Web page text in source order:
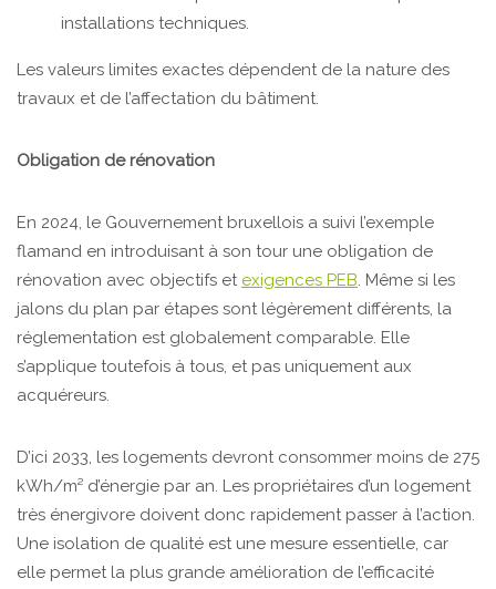
installations techniques.
Les valeurs limites exactes dépendent de la nature des
travaux et de l’affectation du bâtiment.
Obligation de rénovation
En 2024, le Gouvernement bruxellois a suivi l’exemple
flamand en introduisant à son tour une obligation de
rénovation avec objectifs et exigences PEB. Même si les
jalons du plan par étapes sont légèrement différents, la
réglementation est globalement comparable. Elle
s’applique toutefois à tous, et pas uniquement aux
acquéreurs.
D’ici 2033, les logements devront consommer moins de 275
kWh/m² d’énergie par an. Les propriétaires d’un logement
très énergivore doivent donc rapidement passer à l’action.
Une isolation de qualité est une mesure essentielle, car
elle permet la plus grande amélioration de l’efficacité